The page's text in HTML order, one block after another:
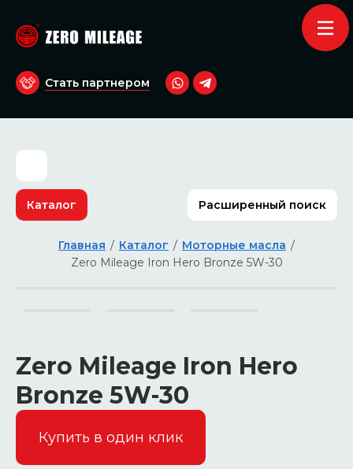
Стать партнером
Каталог Расширенный поиск
Главная / Каталог / Моторные масла /
Zero Mileage Iron Hero Bronze 5W-30
Zero Mileage Iron Hero
Bronze 5W-30
Купить в один клик